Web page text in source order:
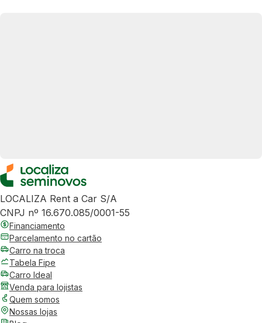
LOCALIZA Rent a Car S/A
CNPJ nº 16.670.085/0001-55
Financiamento
Parcelamento no cartão
Carro na troca
Tabela Fipe
Carro Ideal
Venda para lojistas
Quem somos
Nossas lojas